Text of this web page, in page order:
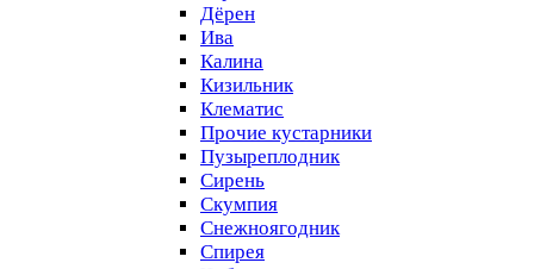
Дёрен
Ива
Калина
Кизильник
Клематис
Прочие кустарники
Пузыреплодник
Сирень
Скумпия
Снежноягодник
Спирея